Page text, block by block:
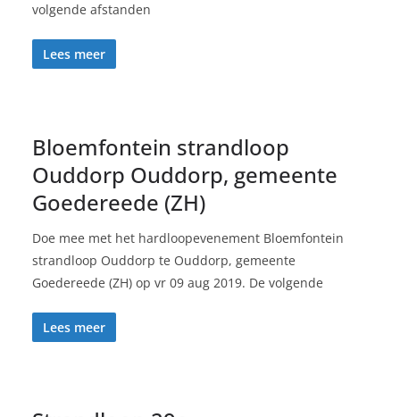
volgende afstanden
Lees meer
Bloemfontein strandloop
Ouddorp Ouddorp, gemeente
Goedereede (ZH)
Doe mee met het hardloopevenement Bloemfontein
strandloop Ouddorp te Ouddorp, gemeente
Goedereede (ZH) op vr 09 aug 2019. De volgende
Lees meer